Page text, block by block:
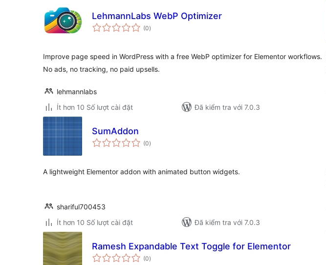
LehmannLabs WebP Optimizer
(0tổng
đánh
)
Improve page speed in WordPress with a free WebP optimizer for Elementor workflows.
No ads, no tracking, no paid upsells.
lehmannlabs
Ít hơn 10 Số lượt cài đặt
Đã kiểm tra với 7.0.3
SumAddon
(0tổng
đánh
)
A lightweight Elementor addon with animated button widgets.
shariful700453
Ít hơn 10 Số lượt cài đặt
Đã kiểm tra với 7.0.3
Ramesh Expandable Text Toggle for Elementor
(0tổng
đánh
)